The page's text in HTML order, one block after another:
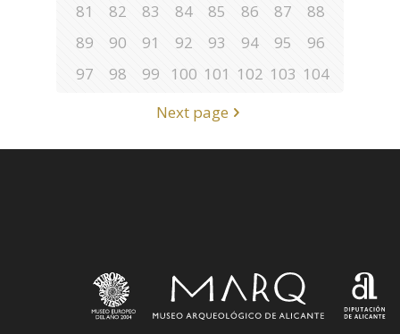
81
82 83 84 85 86 87
88
89
90 91 92 93 94 95
96
97
98 99 100 101 102 103 104
Next page